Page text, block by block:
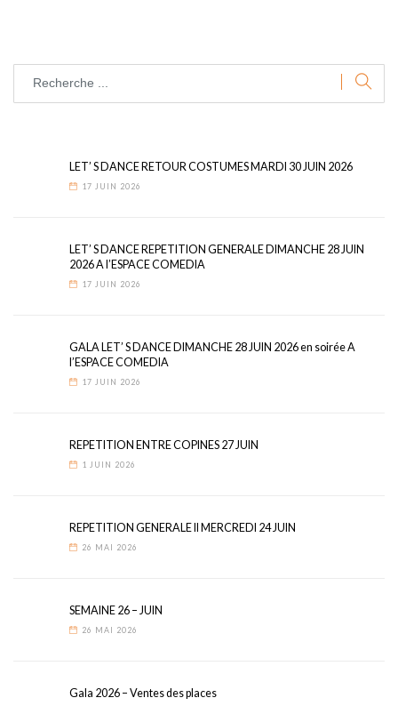
LET’ S DANCE RETOUR COSTUMES MARDI 30 JUIN 2026
17 JUIN 2026
LET’ S DANCE REPETITION GENERALE DIMANCHE 28 JUIN
2026 A l’ESPACE COMEDIA
17 JUIN 2026
GALA LET’ S DANCE DIMANCHE 28 JUIN 2026 en soirée A
l’ESPACE COMEDIA
17 JUIN 2026
REPETITION ENTRE COPINES 27 JUIN
1 JUIN 2026
REPETITION GENERALE II MERCREDI 24 JUIN
26 MAI 2026
SEMAINE 26 – JUIN
26 MAI 2026
Gala 2026 – Ventes des places